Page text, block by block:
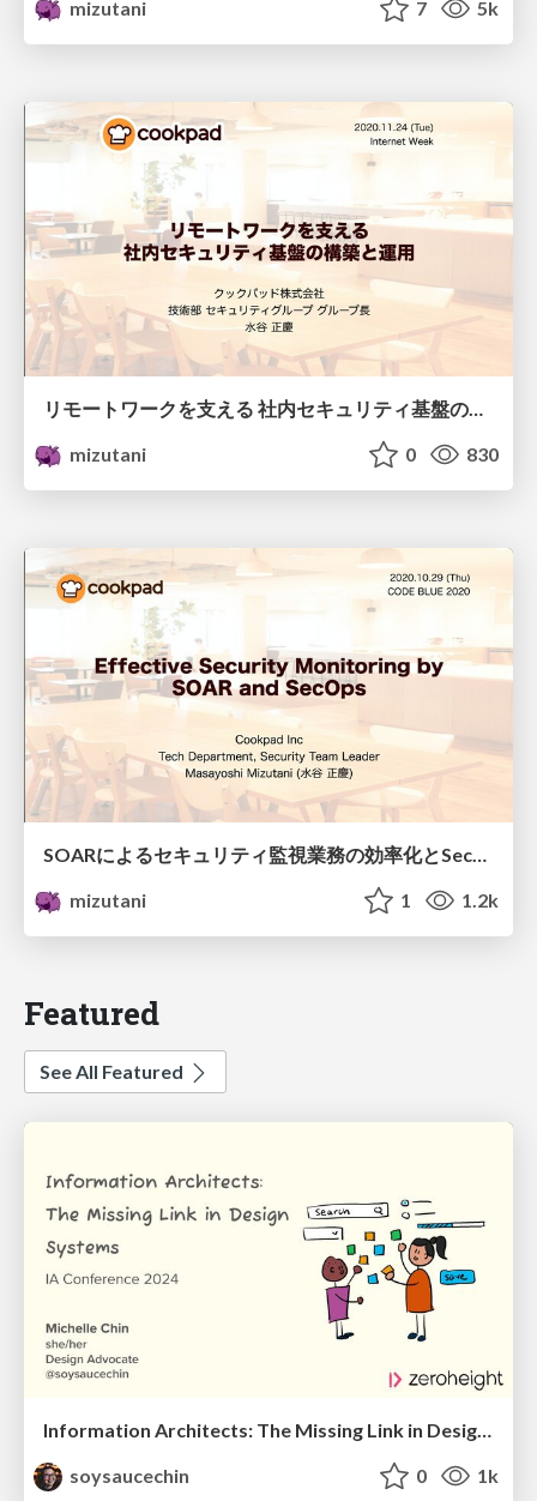
mizutani 7 5k
リモートワークを支える 社内セキュリティ基盤の構築と運用 /secueiry-for-wfh
mizutani
0 830
SOARによるセキュリティ監視業務の効率化とSecOps /soar-and-secops
mizutani
1 1.2k
Featured
See All Featured
soysaucechin
0 1k